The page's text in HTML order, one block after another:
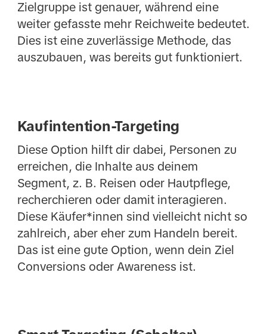
Zielgruppe ist genauer, während eine
weiter gefasste mehr Reichweite bedeutet.
Dies ist eine zuverlässige Methode, das
auszubauen, was bereits gut funktioniert.
Kaufintention-Targeting
Diese Option hilft dir dabei, Personen zu
erreichen, die Inhalte aus deinem
Segment, z. B. Reisen oder Hautpflege,
recherchieren oder damit interagieren.
Diese Käufer*innen sind vielleicht nicht so
zahlreich, aber eher zum Handeln bereit.
Das ist eine gute Option, wenn dein Ziel
Conversions oder Awareness ist.